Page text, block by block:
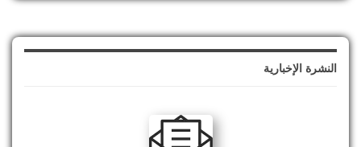
النشرة الإخبارية